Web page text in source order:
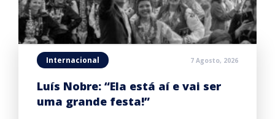
Internacional 7 Agosto, 2026
Luís Nobre: “Ela está aí e vai ser
uma grande festa!”